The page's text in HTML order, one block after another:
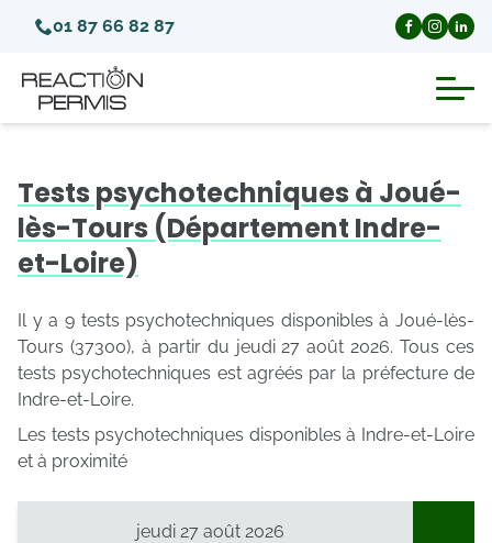
01 87 66 82 87
Invalidation du permis de conduire
Annulation du permis de conduire
Médecins agréés pour le permis
Visite médicale test psychotechnique
Tests psychotechniques à Joué-
lès-Tours (Département Indre-
et-Loire)
Il y a 9 tests psychotechniques disponibles à Joué-lès-
Tours (37300), à partir du jeudi 27 août 2026. Tous ces
tests psychotechniques est agréés par la préfecture de
Indre-et-Loire.
Les tests psychotechniques disponibles à Indre-et-Loire
et à proximité
jeudi 27 août 2026